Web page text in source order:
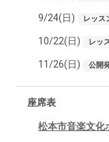
9/24(日) レッス
10/22(日) レッ
11/26(日) 公開
座席表
松本市音楽文化